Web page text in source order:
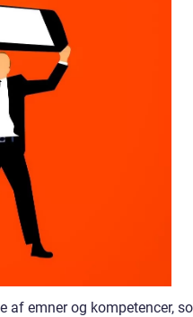
emner og kompetencer,